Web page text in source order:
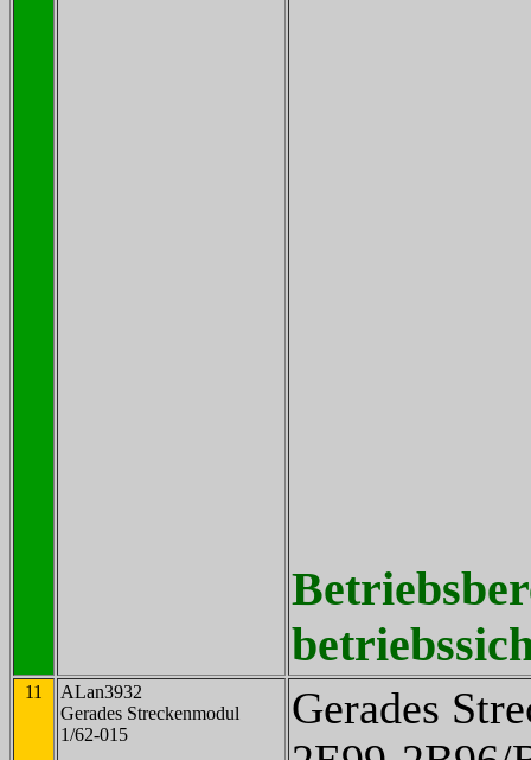
11
ALan3932
Gerades Streckenmodul
1/62-015
Gerades